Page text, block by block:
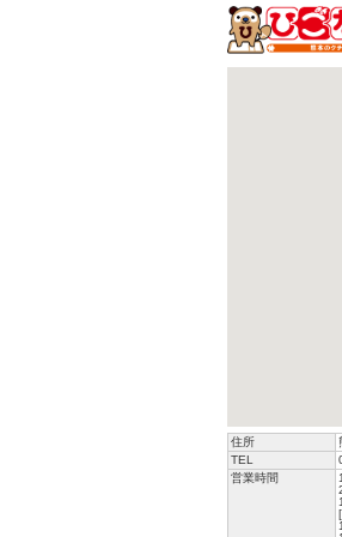
住所
TEL
営業時間